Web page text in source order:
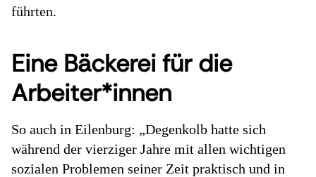
führten.
Eine Bäckerei für die
Arbeiter*innen
So auch in Eilenburg: „Degenkolb hatte sich
während der vierziger Jahre mit allen wichtigen
sozialen Problemen seiner Zeit praktisch und in